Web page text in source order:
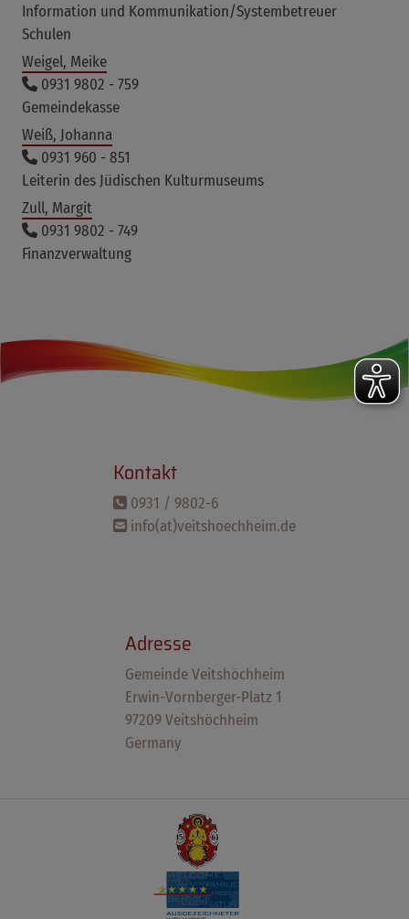
Information und Kommunikation/Systembetreuer
Schulen
Weigel, Meike
0931 9802 - 759
Gemeindekasse
Weiß, Johanna
0931 960 - 851
Leiterin des Jüdischen Kulturmuseums
Zull, Margit
0931 9802 - 749
Finanzverwaltung
Kontakt
0931 / 9802-6
info(at)veitshoechheim.de
Adresse
Gemeinde Veitshöchheim
Erwin-Vornberger-Platz 1
97209 Veitshöchheim
Germany